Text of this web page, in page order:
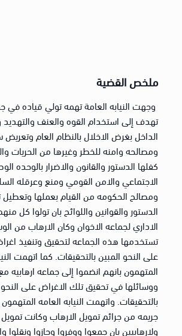
ملخص القضية
وجهت النيابه العامة تهمه تولي قياده في
تهدف إلى استخدام القوه والعنف والتهديد
الداخل بغرض الاخلال بالنظام العام
ومصالحه وامنه للخطر وغيرها من الحريات
كفلها الدستور والقانون والاضرار بالوحده
الاجتماعي والامن القومي ومنع وعرقله
ومصالح الحكومه من القيام بعملها
الدستور والقوانين واللوائح بان تولوا كل
الاداري لجماعه الاخوان وكان الارهاب من
تستخدمها هذه الجماعه لتحقيق وتنفيذ
على النحو المبين بالتحقيقات. كما اتهمت
المتهمون بانهم انضموا إلى جماعه ارهابيه
ووسائلها في تحقيق تلك الاغراض على النحو
بالتحقيقات. واتهمت النيابه العامه المتهمون
جريمه من جرائم تمويل الارهاب وكانت تمويل
ولارهابيين بان جمعوا ووفروا وحازوا ونقلوا